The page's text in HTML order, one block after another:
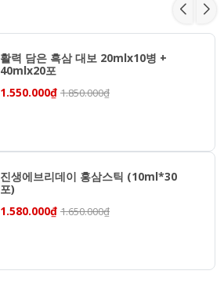
활력 담은 흑삼 대보 20mlx10병 +
40mlx20포
1.550.000₫ 1.850.000₫
진생에브리데이 홍삼스틱 (10ml*30
포)
1.580.000₫ 1.650.000₫